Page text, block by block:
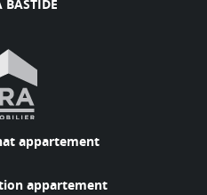
BASTIDE
appartement
appartement